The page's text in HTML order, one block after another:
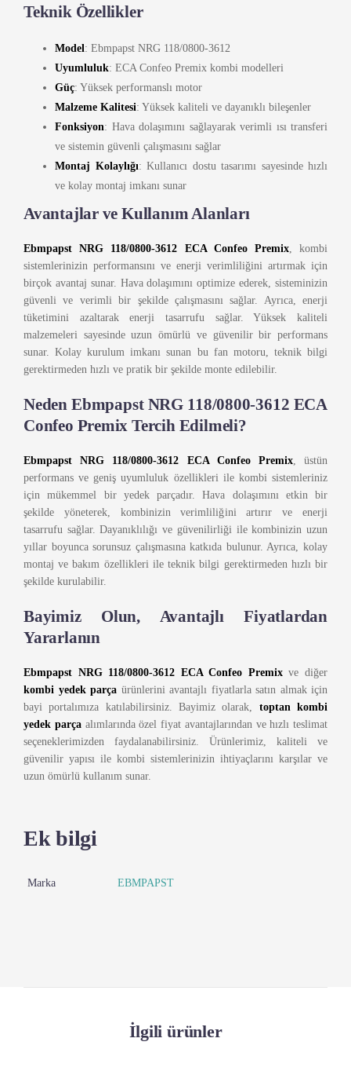
Teknik Özellikler
Model: Ebmpapst NRG 118/0800-3612
Uyumluluk: ECA Confeo Premix kombi modelleri
Güç: Yüksek performanslı motor
Malzeme Kalitesi: Yüksek kaliteli ve dayanıklı bileşenler
Fonksiyon: Hava dolaşımını sağlayarak verimli ısı transferi
ve sistemin güvenli çalışmasını sağlar
Montaj Kolaylığı: Kullanıcı dostu tasarımı sayesinde hızlı
ve kolay montaj imkanı sunar
Avantajlar ve Kullanım Alanları
Ebmpapst NRG 118/0800-3612 ECA Confeo Premix, kombi
sistemlerinizin performansını ve enerji verimliliğini artırmak için
birçok avantaj sunar. Hava dolaşımını optimize ederek, sisteminizin
güvenli ve verimli bir şekilde çalışmasını sağlar. Ayrıca, enerji
tüketimini azaltarak enerji tasarrufu sağlar. Yüksek kaliteli
malzemeleri sayesinde uzun ömürlü ve güvenilir bir performans
sunar. Kolay kurulum imkanı sunan bu fan motoru, teknik bilgi
gerektirmeden hızlı ve pratik bir şekilde monte edilebilir.
Neden Ebmpapst NRG 118/0800-3612 ECA
Confeo Premix Tercih Edilmeli?
Ebmpapst NRG 118/0800-3612 ECA Confeo Premix, üstün
performans ve geniş uyumluluk özellikleri ile kombi sistemleriniz
için mükemmel bir yedek parçadır. Hava dolaşımını etkin bir
şekilde yöneterek, kombinizin verimliliğini artırır ve enerji
tasarrufu sağlar. Dayanıklılığı ve güvenilirliği ile kombinizin uzun
yıllar boyunca sorunsuz çalışmasına katkıda bulunur. Ayrıca, kolay
montaj ve bakım özellikleri ile teknik bilgi gerektirmeden hızlı bir
şekilde kurulabilir.
Bayimiz Olun, Avantajlı Fiyatlardan
Yararlanın
Ebmpapst NRG 118/0800-3612 ECA Confeo Premixve diğer
kombi yedek parça ürünlerini avantajlı fiyatlarla satın almak için
bayi portalımıza katılabilirsiniz. Bayimiz olarak, toptan kombi
yedek parçaalımlarında özel fiyat avantajlarından ve hızlı teslimat
seçeneklerimizden faydalanabilirsiniz. Ürünlerimiz, kaliteli ve
güvenilir yapısı ile kombi sistemlerinizin ihtiyaçlarını karşılar ve
uzun ömürlü kullanım sunar.
Ek bilgi
Marka EBMPAPST
İlgili ürünler